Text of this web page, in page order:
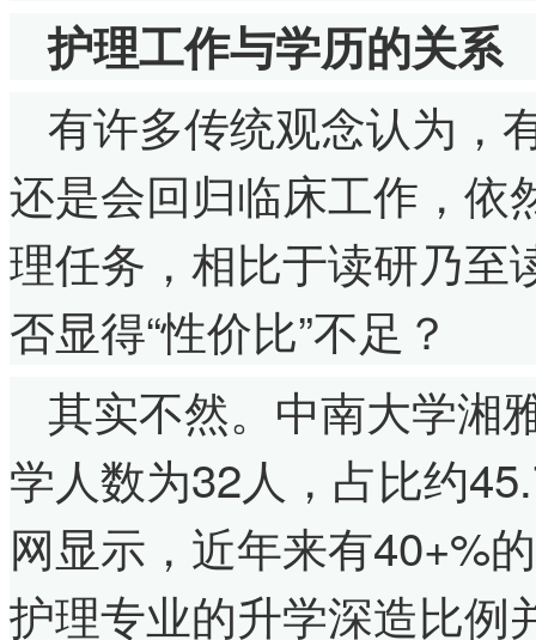
护理工作与学历的关系
有许多传统观念认为，
还是会回归临床工作，依
理任务，相比于读研乃至
否显得“性价比”不足？
其实不然。中南大学湘
学人数为32人，占比约
网显示，近年来有40+%
护理专业的升学深造比例